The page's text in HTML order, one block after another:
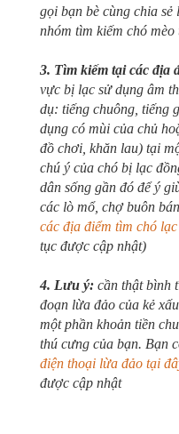
gọi bạn bè cùng chia
nhóm tìm kiếm chó mèo
3. Tìm kiếm tại các địa
vực bị lạc sử dụng âm
dụ: tiếng chuông, tiếng
dụng có mùi của chủ
đồ chơi, khăn lau) tại
chú ý của chó bị lạc
dân sống gần đó để ý
các lò mổ, chợ buôn
các địa điểm tìm chó
tục được cập nhật)
4. Lưu ý: cần thật bình
đoạn lừa đảo của kẻ
một phần khoản tiền
thú cưng của bạn. Bạn
điện thoại lừa đảo tại
được cập nhật